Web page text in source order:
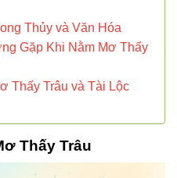
Thủy và Văn Hóa
Gặp Khi Nằm Mơ Thấy
Thấy Trâu và Tài Lộc
Thấy Trâu